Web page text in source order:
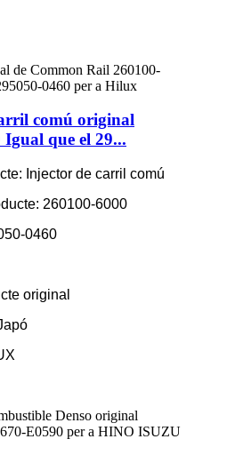
comú original
Igual que el 29...
Injector de carril comú
260100-6000
0460
original